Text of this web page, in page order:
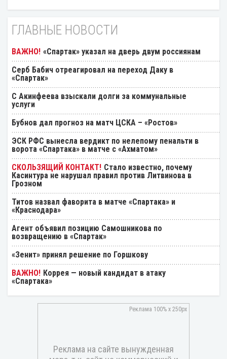
ГЛАВНЫЕ НОВОСТИ
«Спартак» указал на дверь двум россиянам
Серб Бабич отреагировал на переход Даку в
«Спартак»
С Акинфеева взыскали долги за коммунальные
услуги
Бубнов дал прогноз на матч ЦСКА – «Ростов»
ЭСК РФС вынесла вердикт по нелепому пенальти в
ворота «Спартака» в матче с «Ахматом»
Стало известно, почему
Касинтура не нарушал правил против Литвинова в
Грозном
Титов назвал фаворита в матче «Спартака» и
«Краснодара»
Агент объявил позицию Самошникова по
возвращению в «Спартак»
«Зенит» принял решение по Горшкову
Коррея — новый кандидат в атаку
«Спартака»